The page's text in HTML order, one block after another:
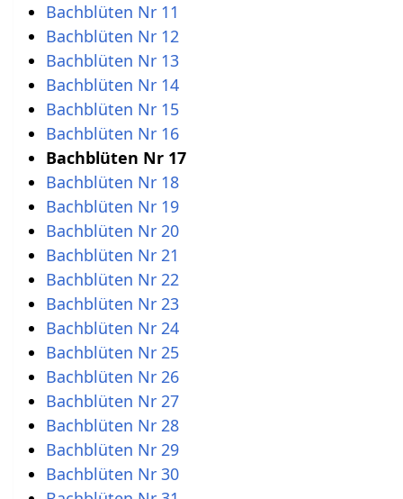
Bachblüten Nr 11
Bachblüten Nr 12
Bachblüten Nr 13
Bachblüten Nr 14
Bachblüten Nr 15
Bachblüten Nr 16
Bachblüten Nr 17
Bachblüten Nr 18
Bachblüten Nr 19
Bachblüten Nr 20
Bachblüten Nr 21
Bachblüten Nr 22
Bachblüten Nr 23
Bachblüten Nr 24
Bachblüten Nr 25
Bachblüten Nr 26
Bachblüten Nr 27
Bachblüten Nr 28
Bachblüten Nr 29
Bachblüten Nr 30